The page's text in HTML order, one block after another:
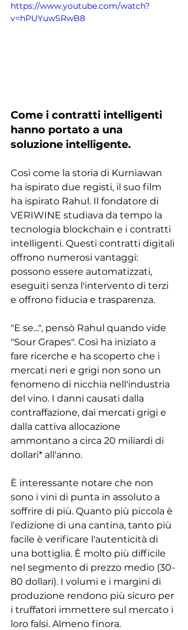
https://www.youtube.com/watch?
v=hPUYuwSRwB8
Come i contratti intelligenti
hanno portato a una
soluzione intelligente.
Così come la storia di Kurniawan
ha ispirato due registi, il suo film
ha ispirato Rahul. Il fondatore di
VERIWINE studiava da tempo la
tecnologia blockchain e i contratti
intelligenti. Questi contratti digitali
offrono numerosi vantaggi:
possono essere automatizzati,
eseguiti senza l'intervento di terzi
e offrono fiducia e trasparenza.
"E se...", pensò Rahul quando vide
"Sour Grapes". Così ha iniziato a
fare ricerche e ha scoperto che i
mercati neri e grigi non sono un
fenomeno di nicchia nell'industria
del vino. I danni causati dalla
contraffazione, dai mercati grigi e
dalla cattiva allocazione
ammontano a circa 20 miliardi di
dollari* all'anno.
È interessante notare che non
sono i vini di punta in assoluto a
soffrire di più. Quanto più piccola è
l'edizione di una cantina, tanto più
facile è verificare l'autenticità di
una bottiglia. È molto più difficile
nel segmento di prezzo medio (30-
80 dollari). I volumi e i margini di
produzione rendono più sicuro per
i truffatori immettere sul mercato i
loro falsi. Almeno finora.